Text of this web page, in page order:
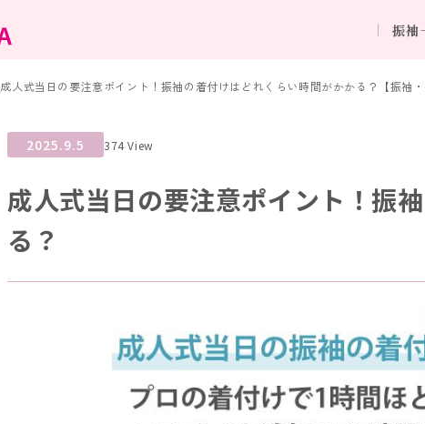
振袖
成人式当日の要注意ポイント！振袖の着付けはどれくらい時間がかかる？【振袖
2025.9.5 374 View
成人式当日の要注意ポイント！振
る？